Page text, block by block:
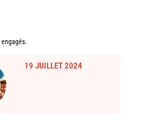
19 JUILLET 2024